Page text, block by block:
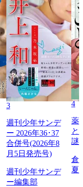
3
週刊少年サンデ
ー 2026年36･37
合併号(2026年8
月5日発売号)
週刊少年サンデ
ー編集部
4
薬
と
謎
倉
夏